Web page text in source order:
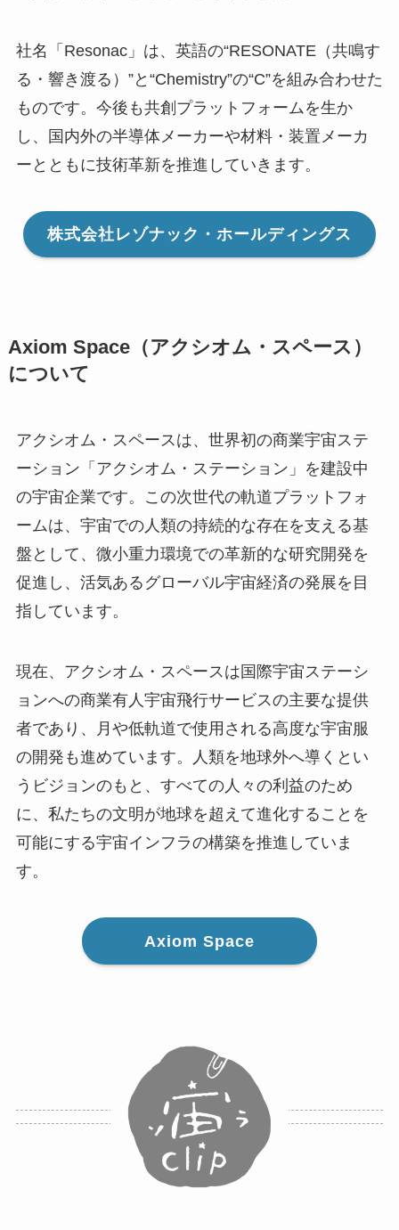
社名「Resonac」は、英語の“RESONATE（共鳴す
る・響き渡る）”と“Chemistry”の“C”を組み合わせた
ものです。今後も共創プラットフォームを生か
し、国内外の半導体メーカーや材料・装置メーカ
ーとともに技術革新を推進していきます。
株式会社レゾナック・ホールディングス
Axiom Space（アクシオム・スペース）
について
アクシオム・スペースは、世界初の商業宇宙ステ
ーション「アクシオム・ステーション」を建設中
の宇宙企業です。この次世代の軌道プラットフォ
ームは、宇宙での人類の持続的な存在を支える基
盤として、微小重力環境での革新的な研究開発を
促進し、活気あるグローバル宇宙経済の発展を目
指しています。
現在、アクシオム・スペースは国際宇宙ステーシ
ョンへの商業有人宇宙飛行サービスの主要な提供
者であり、月や低軌道で使用される高度な宇宙服
の開発も進めています。人類を地球外へ導くとい
うビジョンのもと、すべての人々の利益のため
に、私たちの文明が地球を超えて進化することを
可能にする宇宙インフラの構築を推進していま
す。
Axiom Space